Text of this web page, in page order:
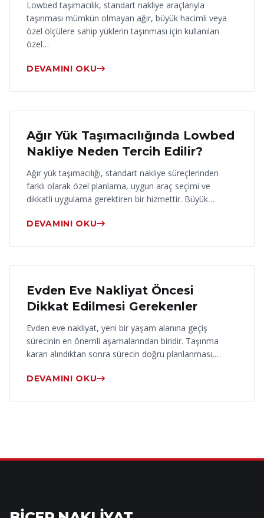
Lowbed taşımacılık, standart nakliye araçlarıyla
taşınması mümkün olmayan ağır, büyük hacimli veya
özel ölçülere sahip yüklerin taşınması için kullanılan
özel…
DEVAMINI OKU
17 Haziran 2026
Ağır Yük Taşımacılığında Lowbed
Nakliye Neden Tercih Edilir?
Ağır yük taşımacılığı, standart nakliye süreçlerinden
farklı olarak özel planlama, uygun araç seçimi ve
dikkatli uygulama gerektiren bir hizmettir. Büyük…
DEVAMINI OKU
16 Haziran 2026
Evden Eve Nakliyat Öncesi
Dikkat Edilmesi Gerekenler
Evden eve nakliyat, yeni bir yaşam alanına geçiş
sürecinin en önemli aşamalarından biridir. Taşınma
kararı alındıktan sonra sürecin doğru planlanması,…
DEVAMINI OKU